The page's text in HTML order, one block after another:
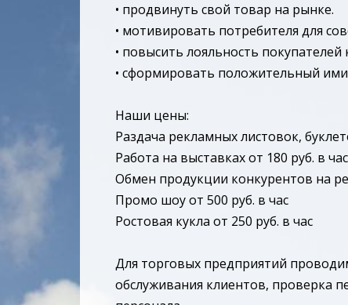
• продвинуть свой товар на рынке.
• мотивировать потребителя для
• повысить лояльность покупателей
• сформировать положительный
Наши цены:
Раздача рекламных листовок,
Работа на выставках от 180 руб. в час
Обмен продукции конкурентов на
Промо шоу от 500 руб. в час
Ростовая кукла от 250 руб. в час
Для торговых предприятий
обслуживания клиентов, проверка